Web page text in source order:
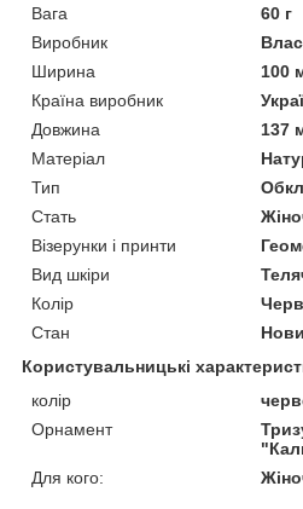
Вага
60 г
Виробник
Ширина
100
Країна виробник
Довжина
137
Матеріал
Тип
Стать
Візерунки і принти
Вид шкіри
Колір
Стан
Користувальницькі
колір
Орнамент
Для кого: